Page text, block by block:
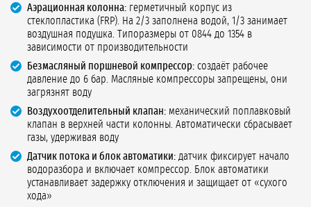
Аэрационная колонна: герметичный корпус из
стеклопластика (FRP). На 2/3 заполнена водой, 1/3 занимает
воздушная подушка. Типоразмеры от 0844 до 1354 в
зависимости от производительности
Безмасляный поршневой компрессор: создаёт рабочее
давление до 6 бар. Масляные компрессоры запрещены, они
загрязнят воду
Воздухоотделительный клапан: механический поплавковый
клапан в верхней части колонны. Автоматически сбрасывает
газы, удерживая воду
Датчик потока и блок автоматики: датчик фиксирует начало
водоразбора и включает компрессор. Блок автоматики
устанавливает задержку отключения и защищает от «сухого
хода»